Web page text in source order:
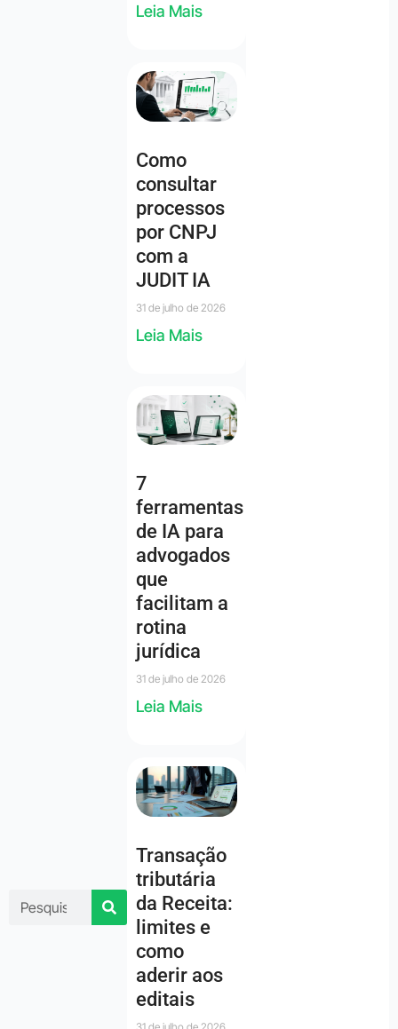
Leia Mais
Como
consultar
processos
por CNPJ
com a
JUDIT IA
31 de julho de 2026
Leia Mais
7
ferramentas
de IA para
advogados
que
facilitam a
rotina
jurídica
31 de julho de 2026
Leia Mais
Transação
tributária
da Receita:
limites e
como
aderir aos
editais